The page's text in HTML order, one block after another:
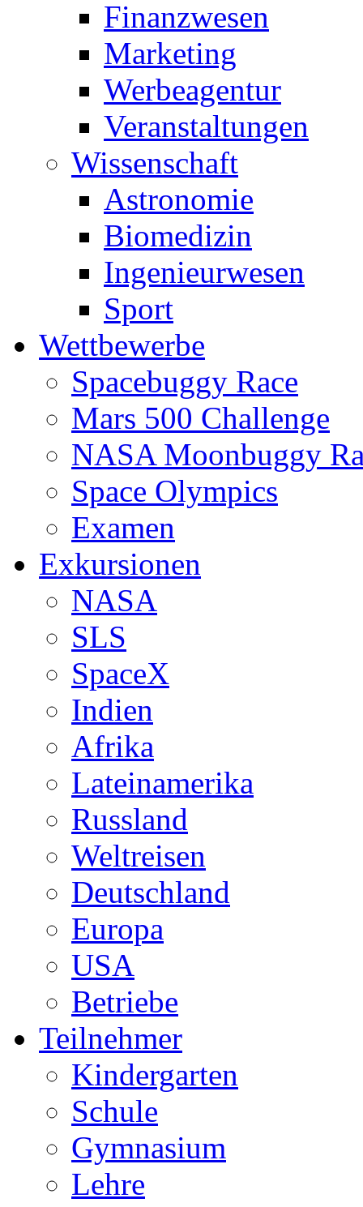
Finanzwesen
Marketing
Werbeagentur
Veranstaltungen
Wissenschaft
Astronomie
Biomedizin
Ingenieurwesen
Sport
Wettbewerbe
Spacebuggy Race
Mars 500 Challenge
NASA Moonbuggy
Space Olympics
Examen
Exkursionen
NASA
SLS
SpaceX
Indien
Afrika
Lateinamerika
Russland
Weltreisen
Deutschland
Europa
USA
Betriebe
Teilnehmer
Kindergarten
Schule
Gymnasium
Lehre